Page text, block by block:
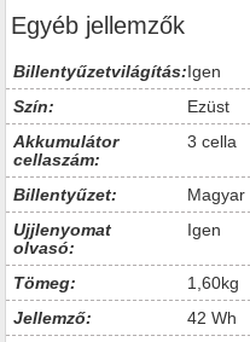
Egyéb jellemzők
Billentyűzetvilágítás:Igen
Szín:
Ezüst
Akkumulátor
cellaszám:
3 cella
Billentyűzet:
Magyar
Ujjlenyomat
olvasó:
Igen
Tömeg:
1,60kg
Jellemző:
42 Wh